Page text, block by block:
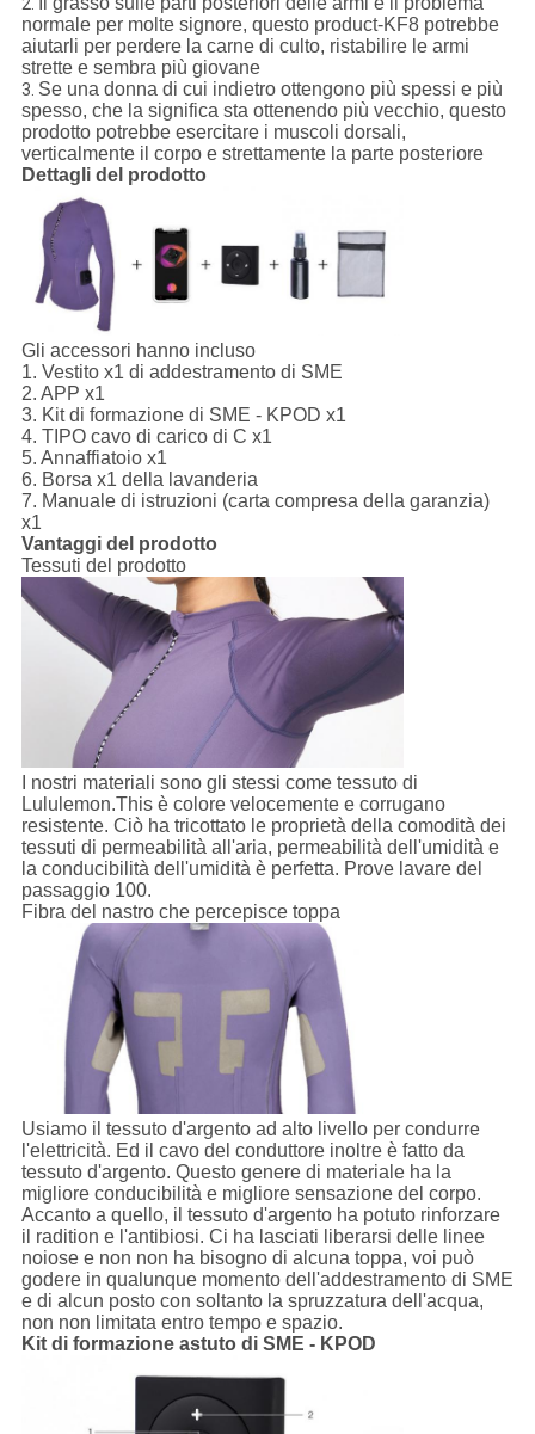
normale per molte signore, questo product-KF8 potrebbe
aiutarli per perdere la carne di culto, ristabilire le armi
strette e sembra più giovane
3. Se una donna di cui indietro ottengono più spessi e più
spesso, che la significa sta ottenendo più vecchio, questo
prodotto potrebbe esercitare i muscoli dorsali,
verticalmente il corpo e strettamente la parte posteriore
Dettagli del prodotto
Gli accessori hanno incluso
1. Vestito x1 di addestramento di SME
2. APP x1
3. Kit di formazione di SME - KPOD x1
4. TIPO cavo di carico di C x1
5. Annaffiatoio x1
6. Borsa x1 della lavanderia
7. Manuale di istruzioni (carta compresa della garanzia)
x1
Vantaggi del prodotto
Tessuti del prodotto
I nostri materiali sono gli stessi come tessuto di
Lululemon.This è colore velocemente e corrugano
resistente. Ciò ha tricottato le proprietà della comodità dei
tessuti di permeabilità all'aria, permeabilità dell'umidità e
la conducibilità dell'umidità è perfetta. Prove lavare del
passaggio 100.
Fibra del nastro che percepisce toppa
Usiamo il tessuto d'argento ad alto livello per condurre
l'elettricità. Ed il cavo del conduttore inoltre è fatto da
tessuto d'argento. Questo genere di materiale ha la
migliore conducibilità e migliore sensazione del corpo.
Accanto a quello, il tessuto d'argento ha potuto rinforzare
il radition e l'antibiosi. Ci ha lasciati liberarsi delle linee
noiose e non non ha bisogno di alcuna toppa, voi può
godere in qualunque momento dell'addestramento di SME
e di alcun posto con soltanto la spruzzatura dell'acqua,
non non limitata entro tempo e spazio.
Kit di formazione astuto di SME - KPOD